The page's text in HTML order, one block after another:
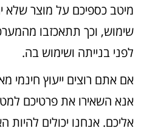
מיטב כספיכם על מוצר שלא
שימוש, וכך תתאכזבו
לפני בנייתה ושימוש בה.
אם אתם רוצים ייעוץ חינמי
אנא השאירו את פרטיכם
אליכם. אנחנו יכולים